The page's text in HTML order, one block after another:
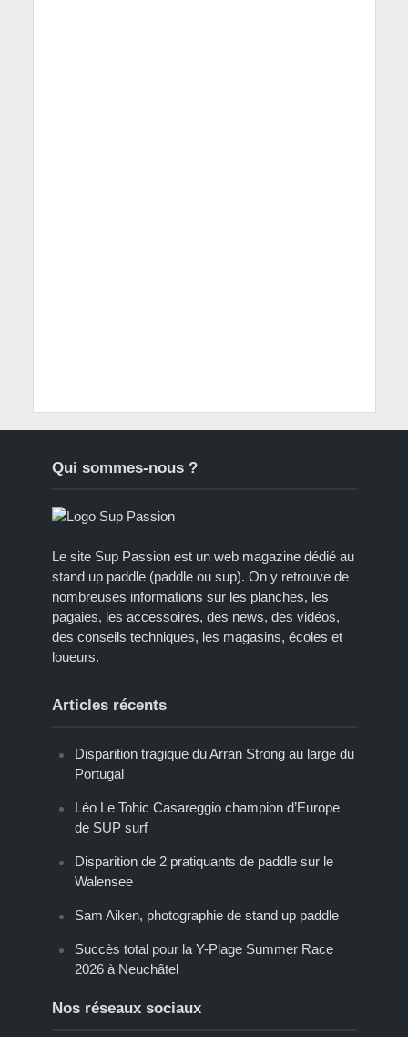
Qui sommes-nous ?
Le site Sup Passion est un web magazine dédié au
stand up paddle (paddle ou sup). On y retrouve de
nombreuses informations sur les planches, les
pagaies, les accessoires, des news, des vidéos,
des conseils techniques, les magasins, écoles et
loueurs.
Articles récents
Disparition tragique du Arran Strong au large du
Portugal
Léo Le Tohic Casareggio champion d’Europe
de SUP surf
Disparition de 2 pratiquants de paddle sur le
Walensee
Sam Aiken, photographie de stand up paddle
Succès total pour la Y-Plage Summer Race
2026 à Neuchâtel
Nos réseaux sociaux